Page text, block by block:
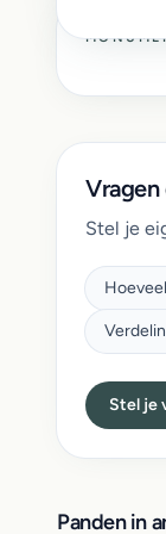
Vragen
Stel je
Stel je
Panden in